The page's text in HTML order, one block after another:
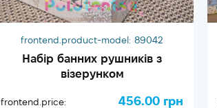
frontend.product-model: 89042
Набір банних рушників з
візерунком
frontend.price: 456.00 грн